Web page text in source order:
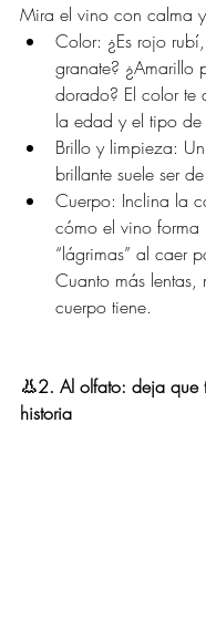
Mira el vino con calma
Color: ¿Es rojo
granate? ¿Amarillo
dorado? El color te
la edad y el tipo de
Brillo y limpieza:
brillante suele ser
Cuerpo: Inclina la
cómo el vino forma
“lágrimas” al caer
Cuanto más
cuerpo tiene.
👃2. Al olfato: deja que
historia